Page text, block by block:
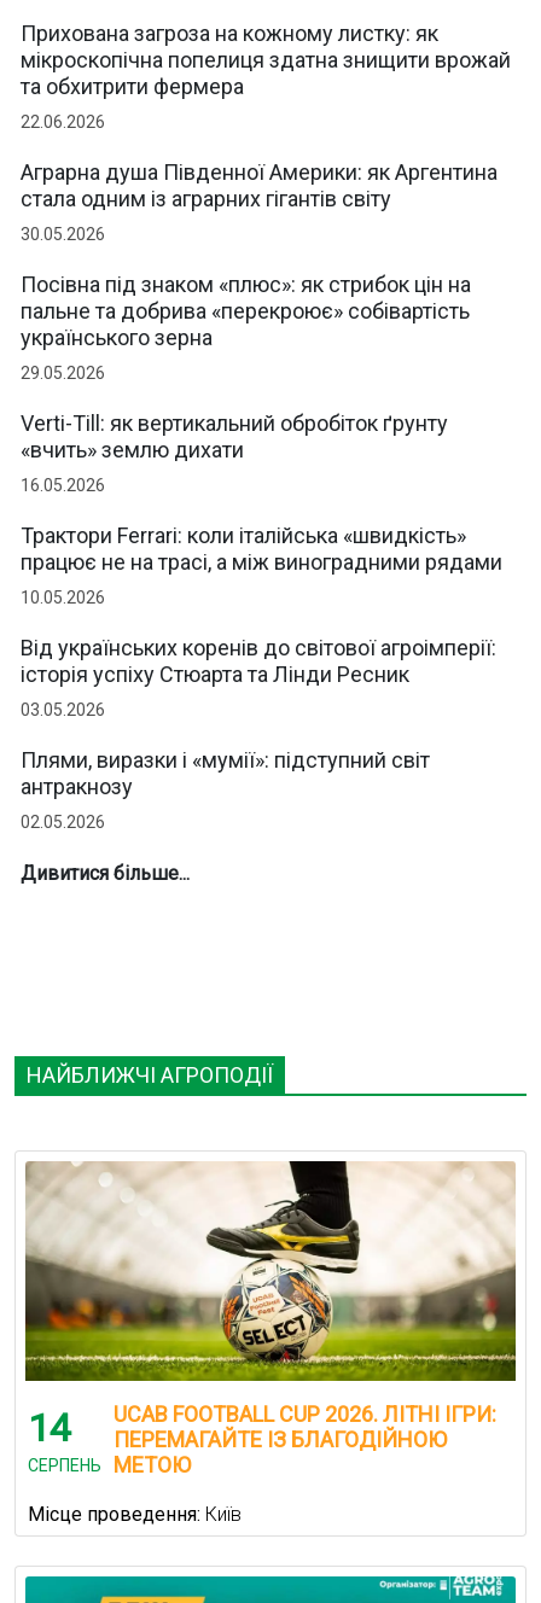
Прихована загроза на кожному листку: як
мікроскопічна попелиця здатна знищити врожай
та обхитрити фермера
22.06.2026
Аграрна душа Південної Америки: як Аргентина
стала одним із аграрних гігантів світу
30.05.2026
Посівна під знаком «плюс»: як стрибок цін на
пальне та добрива «перекроює» собівартість
українського зерна
29.05.2026
Verti-Till: як вертикальний обробіток ґрунту
«вчить» землю дихати
16.05.2026
Трактори Ferrari: коли італійська «швидкість»
працює не на трасі, а між виноградними рядами
10.05.2026
Від українських коренів до світової агроімперії:
історія успіху Стюарта та Лінди Ресник
03.05.2026
Плями, виразки і «мумії»: підступний світ
антракнозу
02.05.2026
Дивитися більше...
НАЙБЛИЖЧІ АГРОПОДІЇ
14
СЕРПЕНЬ
UCAB FOOTBALL CUP 2026. ЛІТНІ ІГРИ:
ПЕРЕМАГАЙТЕ ІЗ БЛАГОДІЙНОЮ
МЕТОЮ
Місце проведення: Київ